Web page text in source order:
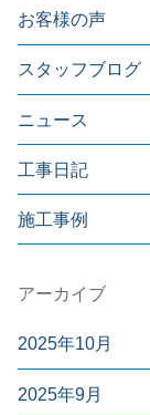
お客様の声
スタッフブログ
ニュース
工事日記
施工事例
アーカイブ
2025年10月
2025年9月